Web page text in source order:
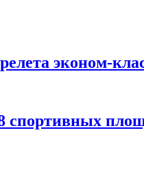
эконом-
спортивных